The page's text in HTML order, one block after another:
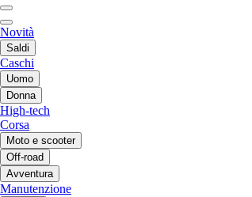
Novità
Saldi
Caschi
Uomo
Donna
High-tech
Corsa
Moto e scooter
Off-road
Avventura
Manutenzione